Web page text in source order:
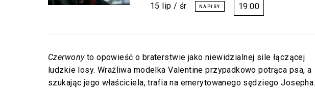
15 lip / śr 19:00
Czerwonyto opowieść o braterstwie jako niewidzialnej sile łączącej
ludzkie losy. Wrażliwa modelka Valentine przypadkowo potrąca psa, a
szukając jego właściciela, trafia na emerytowanego sędziego Josepha.